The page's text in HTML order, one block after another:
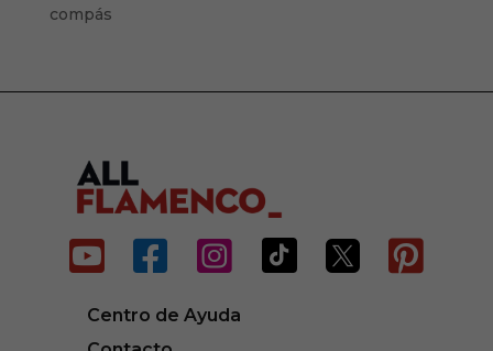
compás
     
Centro de Ayuda